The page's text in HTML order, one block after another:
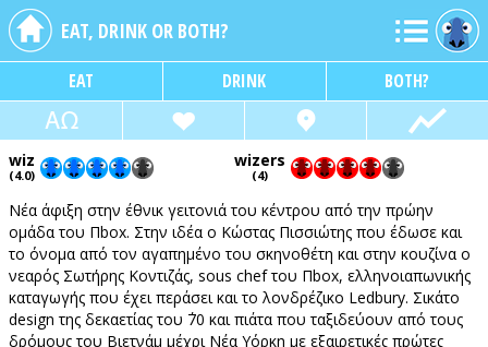
EAT, DRINK OR BOTH?
EAT DRINK BOTH?
wiz
(4.0)
wizers
(4)
Νέα άφιξη στην έθνικ γειτονιά του κέντρου από την πρώην
ομάδα του Πbox. Στην ιδέα ο Κώστας Πισσιώτης που έδωσε και
το όνομα από τον αγαπημένο του σκηνοθέτη και στην κουζίνα ο
νεαρός Σωτήρης Κοντιζάς, sous chef του Πbox, ελληνοιαπωνικής
καταγωγής που έχει περάσει και το λονδρέζικο Ledbury. Σικάτο
design της δεκαετίας του ΄70 και πιάτα που ταξιδεύουν από τους
δρόμους του Βιετνάμ μέχρι Νέα Υόρκη με εξαιρετικές πρώτες